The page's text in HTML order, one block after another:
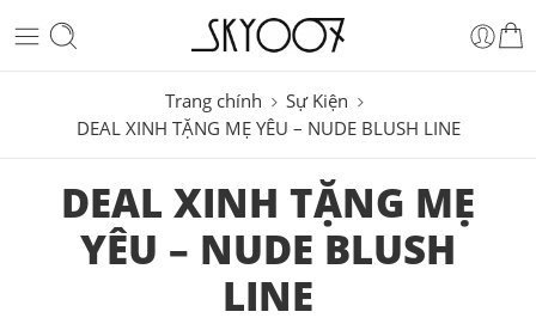
Trang chính
Sự Kiện
DEAL XINH TẶNG MẸ YÊU – NUDE BLUSH LINE
DEAL XINH TẶNG MẸ
YÊU – NUDE BLUSH
LINE